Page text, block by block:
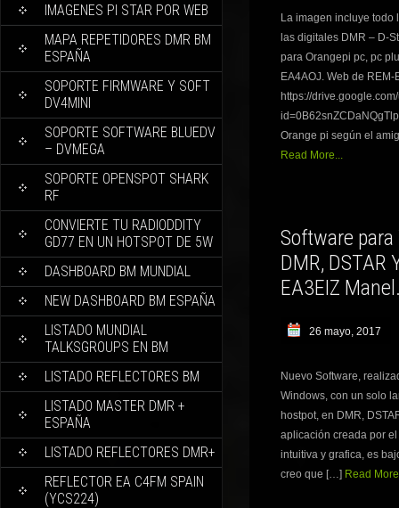
IMAGENES PI STAR POR WEB
MAPA REPETIDORES DMR BM
ESPAÑA
SOPORTE FIRMWARE Y SOFT
DV4MINI
SOPORTE SOFTWARE BLUEDV
– DVMEGA
SOPORTE OPENSPOT SHARK
RF
CONVIERTE TU RADIODDITY
GD77 EN UN HOTSPOT DE 5W
DASHBOARD BM MUNDIAL
NEW DASHBOARD BM ESPAÑA
LISTADO MUNDIAL
TALKSGROUPS EN BM
LISTADO REFLECTORES BM
LISTADO MASTER DMR +
ESPAÑA
LISTADO REFLECTORES DMR+
REFLECTOR EA C4FM SPAIN
(YCS224)
La imagen incluye todo
las digitales DMR – D-
para Orangepi pc, pc
EA4AOJ. Web de
https://
Orange pi según el
Read More...
Software para
DMR, DSTAR
EA3EIZ
26 mayo, 2017
Nuevo Software,
Windows, con un solo
hostpot, en DMR,
aplicación creada por
intuitiva y grafica, es
creo que […] Read